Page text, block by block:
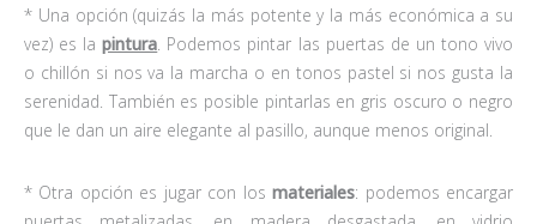
* Una opción (quizás la más potente y la más económica a su
vez) es lapintura. Podemos pintar las puertas de un tono vivo
o chillón si nos va la marcha o en tonos pastel si nos gusta la
serenidad. También es posible pintarlas en gris oscuro o negro
que le dan un aire elegante al pasillo, aunque menos original.
* Otra opción es jugar con losmateriales: podemos encargar